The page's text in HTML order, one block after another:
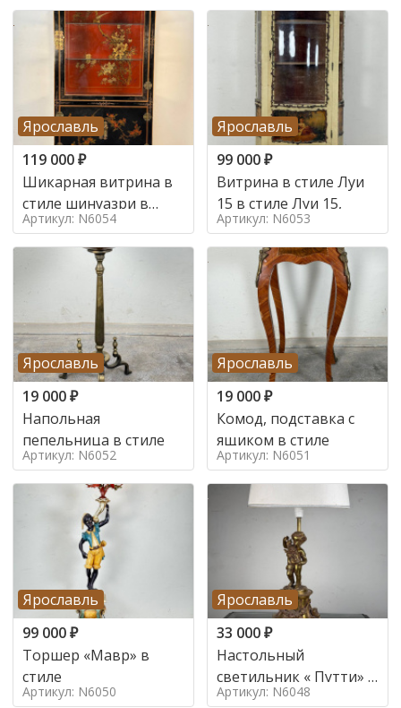
Ярославль
119 000₽
Шикарная витрина в
стиле шинуазри в
стиле шинуазри,
Артикул: N6054
Ярославль
99 000₽
Витрина в стиле Луи
15 в стиле Луи 15,
Артикул: N6053
Ярославль
19 000₽
Напольная
пепельница в стиле
Артикул: N6052
Ярославль
19 000₽
Комод, подставка с
ящиком в стиле
Артикул: N6051
Ярославль
99 000₽
Торшер «Мавр» в
стиле
Артикул: N6050
Ярославль
33 000₽
Настольный
светильник « Путти» в
стиле
Артикул: N6048